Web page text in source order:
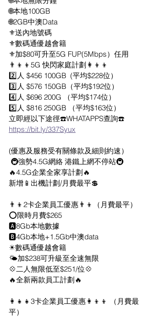
🌐本地100GB
🌐2GB中澳Data
⚜️送內地號碼
⚜️數碼通優越會籍
⚜️加$80可升至5G FUP(5Mbps）任用
👨‍👦‍👦5G 快閃家庭計劃👩‍👦‍👦
2️⃣人 $456 100GB  (平均$228位）
3️⃣人 $576 150GB（平均$192位）
4️⃣人 $696 200G （平均$174位）
5️⃣人 $816 250GB （平均$163位）
立即經以下途徑☎️WHATAPPS查詢☎️
https://bit.ly/337Syux
(優惠及服務受有關條款及細則約速）
🚇強勢4.5G網絡 港鐵上網不停站🚇
🔥4.5G企業全家享計劃🔥
新增📱出機計劃/月費最平💲
👨‍👦2卡企業員工優惠👨‍👦（月費最平）
⭕限時月費$265
🅰️8Gb本地數據
🅱️4Gb本地+1.5Gb中澳data
☀數碼通優越會籍
🌤加$238可升級至全速無限
💠二人無限低至$251/位💠
🔥全新兩款員工計劃🔥
👩‍👧‍👧3卡企業員工優惠👩‍👦‍👦 （月費最
平）